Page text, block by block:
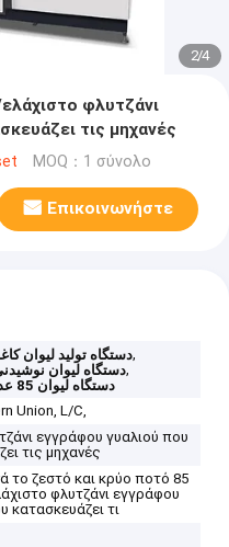
2/4
φλυτζάνι
τις μηχανές
MOQ：1 σύνολο
Επικοινωνήστε
دستگاه تولید لیوان,
دستگاه لیوان,
دستگاه لیوان 85 عددی در دقیقه
Union, L/C,
εγγράφου γυαλιού που
τις μηχανές
το ζεστό και κρύο ποτό 85
φλυτζάνι εγγράφου
κατασκευάζει τι